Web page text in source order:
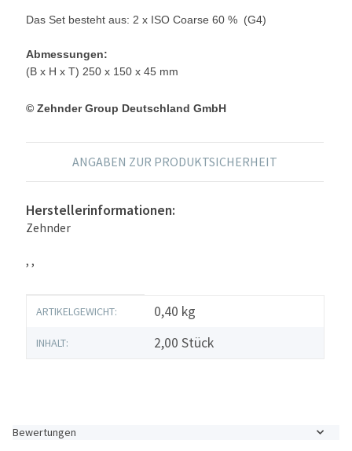
Das Set besteht aus: 2 x ISO Coarse 60 % (G4)
Abmessungen:
(B x H x T) 250 x 150 x 45 mm
© Zehnder Group Deutschland GmbH
ANGABEN ZUR PRODUKTSICHERHEIT
Herstellerinformationen:
Zehnder
, ,
Produkteigenschaft
Wert
ARTIKELGEWICHT: 0,40 kg
INHALT: 2,00 Stück
Bewertungen